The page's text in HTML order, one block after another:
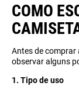
COMO
Antes de comprar
observar alguns
1. Tipo de uso